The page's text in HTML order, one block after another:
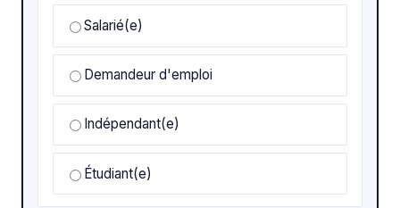
Salarié(e)
Demandeur d'emploi
Indépendant(e)
Étudiant(e)